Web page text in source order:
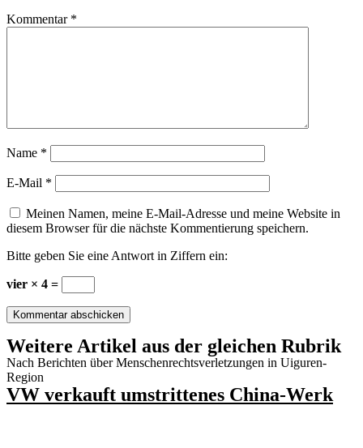
Kommentar *
Name *
E-Mail *
Meinen Namen, meine E-Mail-Adresse und meine Website in
diesem Browser für die nächste Kommentierung speichern.
Bitte geben Sie eine Antwort in Ziffern ein:
vier × 4 =
Weitere Artikel aus der gleichen Rubrik
Nach Berichten über Menschenrechtsverletzungen in Uiguren-
Region
VW verkauft umstrittenes China-Werk